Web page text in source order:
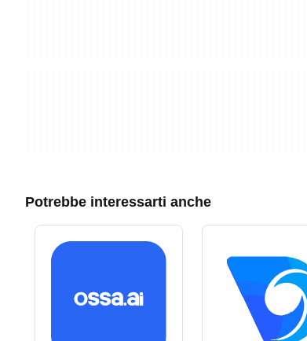
Potrebbe interessarti anche